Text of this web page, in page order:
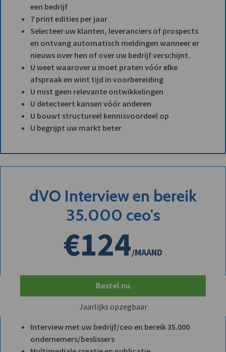
een bedrijf
7 print edities per jaar
Selecteer uw klanten, leveranciers of prospects
en ontvang automatisch meldingen wanneer er
nieuws over hen of over uw bedrijf verschijnt.
U weet waarover u moet praten vóór elke
afspraak en wint tijd in voorbereiding
U mist geen relevante ontwikkelingen
U detecteert kansen vóór anderen
U bouwt structureel kennisvoordeel op
U begrijpt uw markt beter
dVO Interview en bereik
35.000 ceo's
€124/MAAND
Bestel nu
Jaarlijks opzegbaar
Interview met uw bedrijf/ceo en bereik 35.000
ondernemers/beslissers